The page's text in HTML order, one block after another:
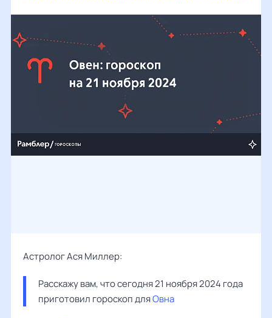
Астролог Ася Миллер:
Расскажу вам, что сегодня 21 ноября 2024 года
приготовил гороскоп для Овна